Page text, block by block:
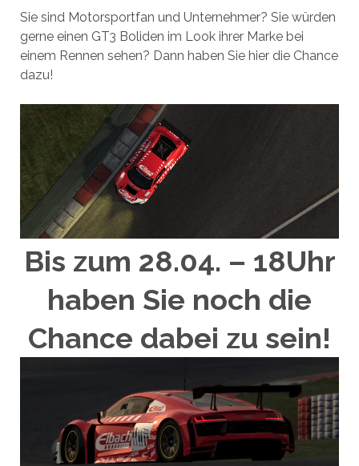
Sie sind Motorsportfan und Unternehmer? Sie würden
gerne einen GT3 Boliden im Look ihrer Marke bei
einem Rennen sehen? Dann haben Sie hier die Chance
dazu!
Bis zum 28.04. – 18Uhr
haben Sie noch die
Chance dabei zu sein!